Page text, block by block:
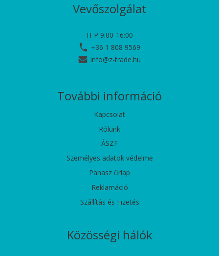
Vevőszolgálat
H-P 9:00-16:00
+36 1 808 9569
info@z-trade.hu
További információ
Kapcsolat
Rólunk
ÁSZF
Személyes adatok védelme
Panasz űrlap
Reklamáció
Szállítás és Fizetés
Közösségi hálók